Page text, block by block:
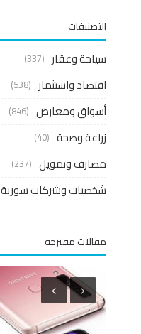
التصنيفات
سياحة وعقار (337)
اقتصاد واستثمار (538)
أسواق ومعارض (846)
زراعة وصحة (40)
مصارف وتمويل (237)
شخصيات وشركات سورية
مقالات مقترحة